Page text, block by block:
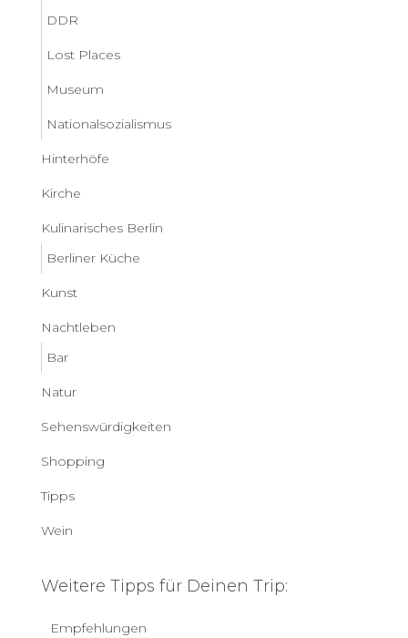
DDR
Lost Places
Museum
Nationalsozialismus
Hinterhöfe
Kirche
Kulinarisches Berlin
Berliner Küche
Kunst
Nachtleben
Bar
Natur
Sehenswürdigkeiten
Shopping
Tipps
Wein
Weitere Tipps für Deinen Trip:
Empfehlungen